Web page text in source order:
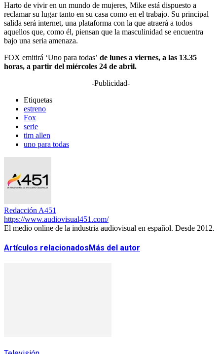
Harto de vivir en un mundo de mujeres, Mike está dispuesto a
reclamar su lugar tanto en su casa como en el trabajo. Su principal
salida será internet, una plataforma con la que atraerá a todos
aquellos que, como él, piensan que la masculinidad se encuentra
bajo una seria amenaza.
FOX emitirá ‘Uno para todas’ de lunes a viernes, a las 13.35
horas, a partir del miércoles 24 de abril.
-Publicidad-
Etiquetas
estreno
Fox
serie
tim allen
uno para todas
Redacción A451
https://www.audiovisual451.com/
El medio online de la industria audiovisual en español. Desde 2012.
Artículos relacionadosMás del autor